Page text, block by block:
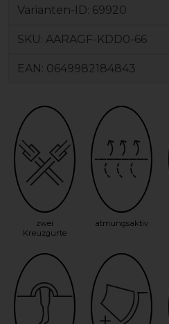
Varianten-ID: 69920
SKU: AARAGF-KDD0-66
EAN: 0649982184843
zwei
Kreuzgurte
atmungsaktiv